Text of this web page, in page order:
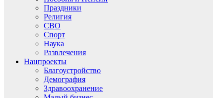
Праздники
Религия
СВО
Спорт
Наука
Развлечения
Нацпроекты
Благоустройство
Демография
Здравоохранение